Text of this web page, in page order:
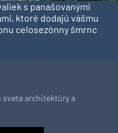
s panašovanými
ktoré dodajú vášmu
celosezónny šmrnc
sveta architektúry a